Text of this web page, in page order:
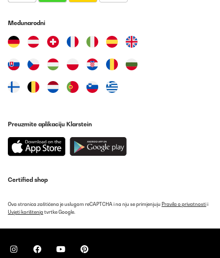
Međunarodni
Preuzmite aplikaciju Klarstein
Certified shop
Ova stranica zaštićena je uslugom reCAPTCHA i na nju se primjenjuju Pravila o privatnostii
Uvjeti korištenja tvrtke Google.